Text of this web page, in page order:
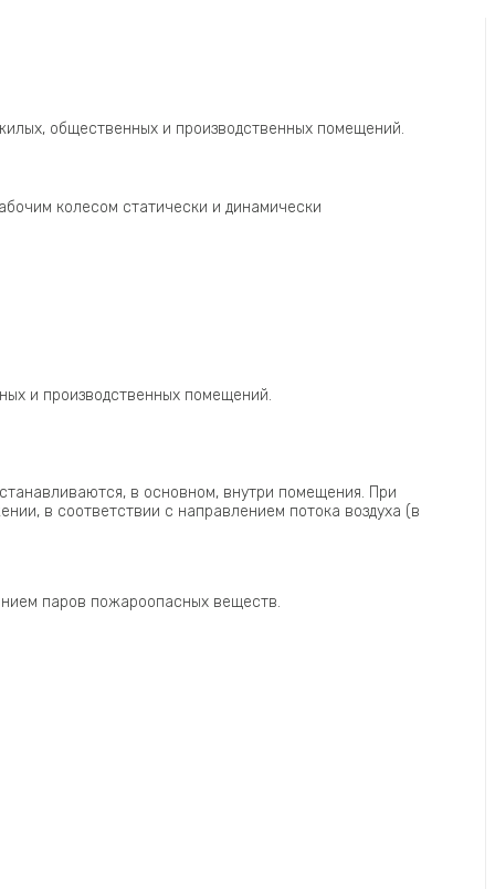
общественных и производственных помещений.
колесом статически и динамически
и производственных помещений.
в основном, внутри помещения. При
в соответствии с направлением потока воздуха (в
паров пожароопасных веществ.